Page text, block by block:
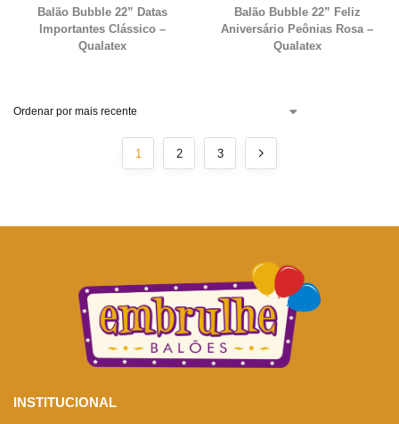
Balão Bubble 22” Datas
Importantes Clássico –
Qualatex
Balão Bubble 22” Feliz
Aniversário Peônias Rosa –
Qualatex
1 2 3
INSTITUCIONAL